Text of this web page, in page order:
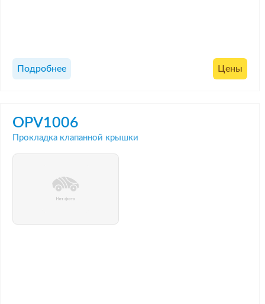
Подробнее Цены
OPV1006
Прокладка клапанной крышки